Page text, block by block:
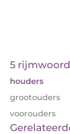
5
houders
grootouders
voorouders